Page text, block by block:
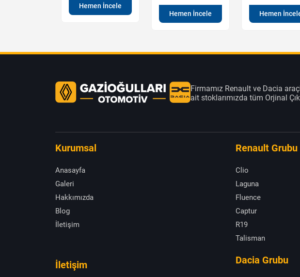
Hemen İncele
Hemen İncele Hemen
Firmamız Renault ve Dacia
ait stoklarımızda tüm Orjinal
Kurumsal
Anasayfa
Galeri
Hakkımızda
Blog
İletişim
İletişim
Renault Grubu
Clio
Laguna
Fluence
Captur
R19
Talisman
Dacia Grubu